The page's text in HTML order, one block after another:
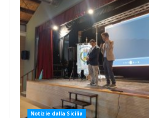
Notizie dalla Sicilia